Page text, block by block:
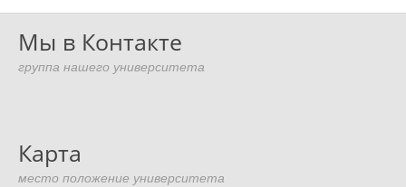
Мы в Контакте
группа нашего университета
Карта
место положение университета